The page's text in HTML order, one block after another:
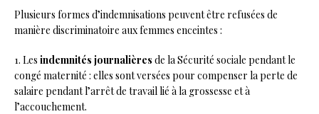
Plusieurs formes d’indemnisations peuvent être refusées de
manière discriminatoire aux femmes enceintes :
1. Les indemnités journalières de la Sécurité sociale pendant le
congé maternité : elles sont versées pour compenser la perte de
salaire pendant l’arrêt de travail lié à la grossesse et à
l’accouchement.